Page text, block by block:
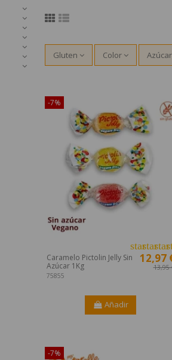
Gluten Color Azúcar
-7%
Caramelo Pictolin Jelly Sin
Azúcar 1Kg
75855
12,97
13,95
starstarstar
Añadir
-7%